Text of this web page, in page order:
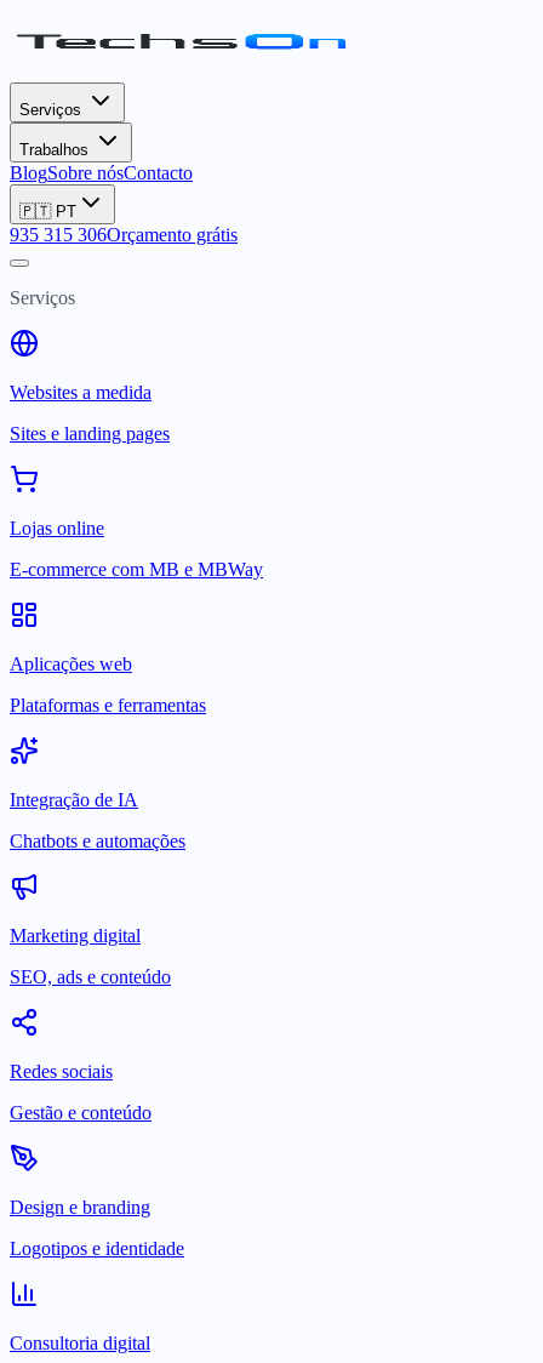
Serviços
Trabalhos
BlogSobre nósContacto
🇵🇹 PT
935 315 306Orçamento grátis
Serviços
Websites a medida
Sites e landing pages
Lojas online
E-commerce com MB e MBWay
Aplicações web
Plataformas e ferramentas
Integração de IA
Chatbots e automações
Marketing digital
SEO, ads e conteúdo
Redes sociais
Gestão e conteúdo
Design e branding
Logotipos e identidade
Consultoria digital